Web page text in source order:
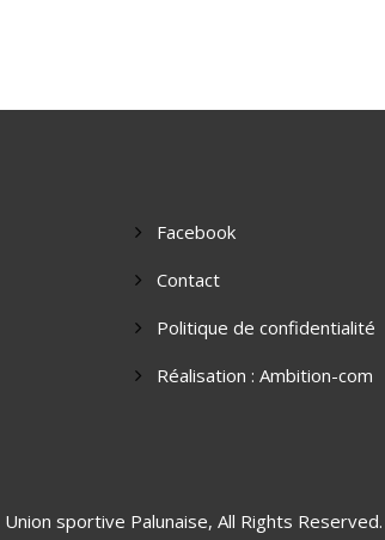
Facebook
Contact
Politique de confidentialité
Réalisation : Ambition-com
Union sportive Palunaise, All Rights Reserved.